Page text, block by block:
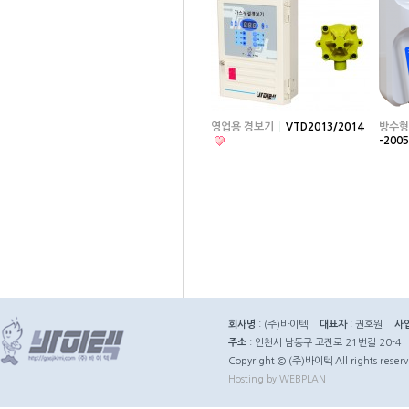
영업용 경보기 VTD2013/2014
방수
-
회사명 : (주)바이텍 대표자: 권호원
사
주소 : 인천시 남동구 고잔로 21번길 20-4
Copyright © (주)바이텍 All rights
Hosting by WEBPLAN